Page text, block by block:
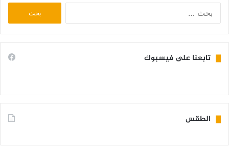
تابعنا على فيسبوك
الطقس